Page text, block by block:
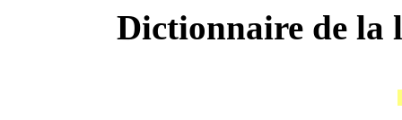
Dictionnaire de la